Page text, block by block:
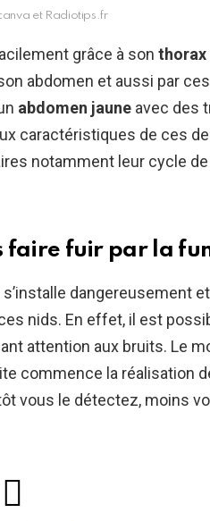
et Radiotips.fr
grâce à son thorax
abdomen et aussi par ces
abdomen jaune avec des
caractéristiques de ces
notamment leur cycle de
faire fuir par la
s’installe dangereusement
nids. En effet, il est
attention aux bruits. Le
commence la réalisation
vous le détectez, moins